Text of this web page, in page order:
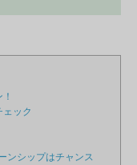
ック
ンシップはチャンス